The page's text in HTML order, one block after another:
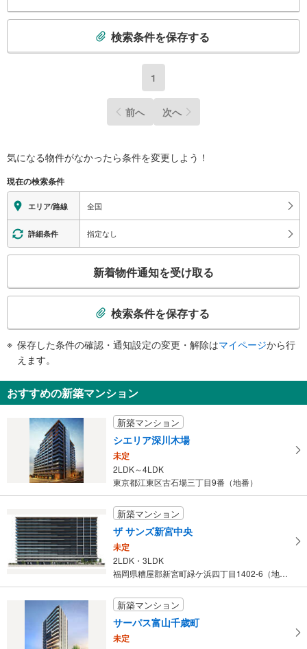
検
を
受
け
取
る
・
条
を
マ
ペ
ー
保
存
検索条件を保存する
1
前へ 次へ
気になる物件がなかったら条件を変更しよう！
現在の検索条件
エリア/路線 全国
詳細条件 指定なし
検
知
を
を
マ
イ
ペ
新着物件通知を受け取る
検索条件を保存する
保存した条件の確認・通知設定の変更・解除はマイページから行
えます。
おすすめの新築マンション
新築マンション
シエリア深川木場
未定
2LDK～4LDK
東京都江東区古石場三丁目9番（地番）
新築マンション
ザ サンズ新宮中央
未定
2LDK・3LDK
福岡県糟屋郡新宮町緑ケ浜四丁目1402-6（地番）
新築マンション
サーパス富山千歳町
未定